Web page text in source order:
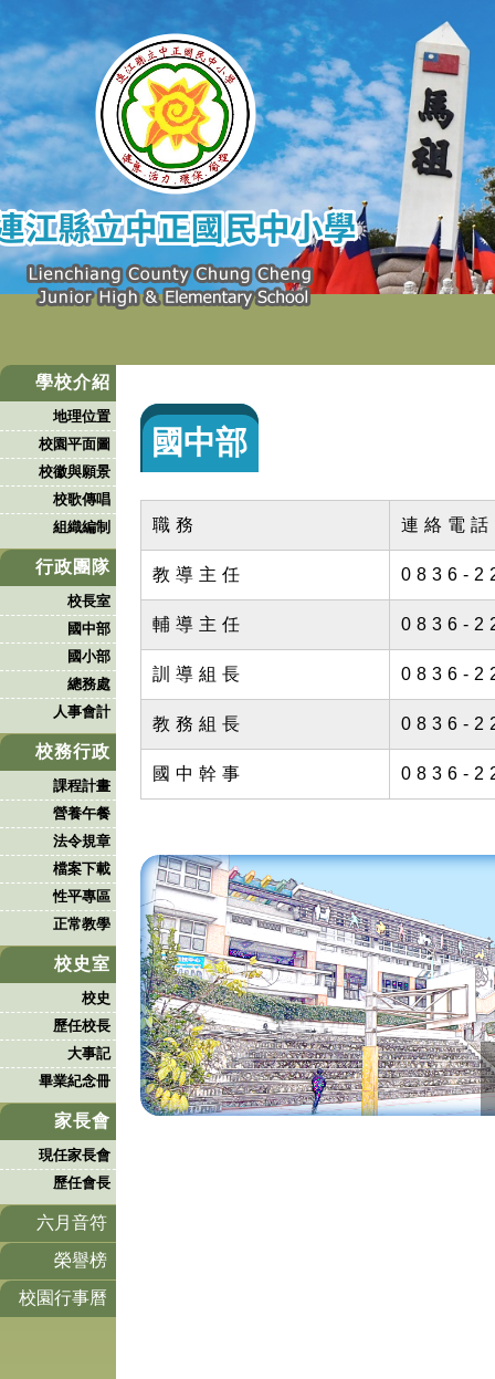
學校介紹
地理位置
校園平面圖
校徽與願景
校歌傳唱
組織編制
行政團隊
校長室
國中部
國小部
總務處
人事會計
校務行政
課程計畫
營養午餐
法令規章
檔案下載
性平專區
正常教學
校史室
校史
歷任校長
大事記
畢業紀念冊
家長會
現任家長會
歷任會長
六月音符
榮譽榜
校園行事曆
國中部
職務 連絡電話
教導主任 0836-
輔導主任 0836-
訓導組長 0836-
教務組長 0836-
國中幹事 0836-